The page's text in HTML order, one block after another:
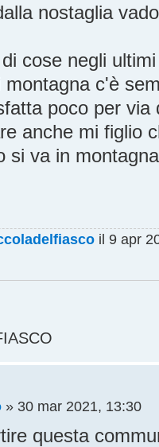
nostaglia
cose negli
c'è
poco per
anche mi figlio
si va in
il 9 apr
» 30 mar 2021, 13:30
questa